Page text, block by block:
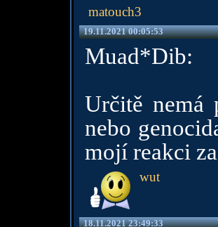
matouch3
19.11.2021 00:05:53
Muad*Dib:
Určitě nemá
nebo
mojí reakci
wut
18.11.2021 23:49:33